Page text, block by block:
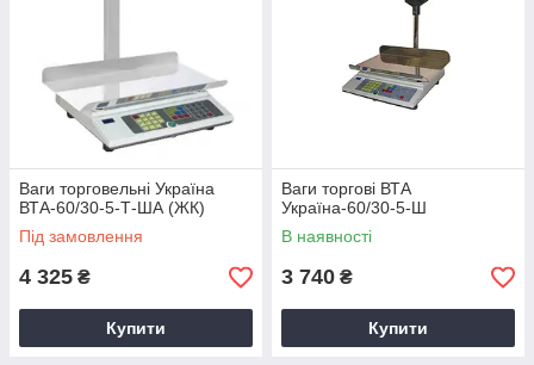
Ваги торговельні Україна
ВТА-60/30-5-Т-ША (ЖК)
Під замовлення
4 325 ₴
Купити
Ваги торгові ВТА
Україна-60/30-5-Ш
В наявності
3 740 ₴
Купити